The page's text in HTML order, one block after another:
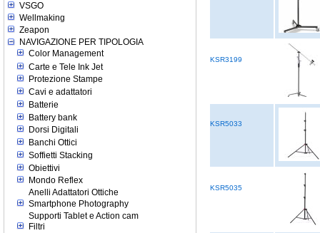
VSGO
Wellmaking
Zeapon
NAVIGAZIONE PER TIPOLOGIA
Color Management
Carte e Tele Ink Jet
Protezione Stampe
Cavi e adattatori
Batterie
Battery bank
Dorsi Digitali
Banchi Ottici
Soffietti Stacking
Obiettivi
Mondo Reflex
Anelli Adattatori Ottiche
Smartphone Photography
Supporti Tablet e Action cam
Filtri
KSR3199
KSR5033
KSR5035